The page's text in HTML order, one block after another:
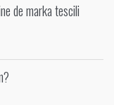
de marka tescili